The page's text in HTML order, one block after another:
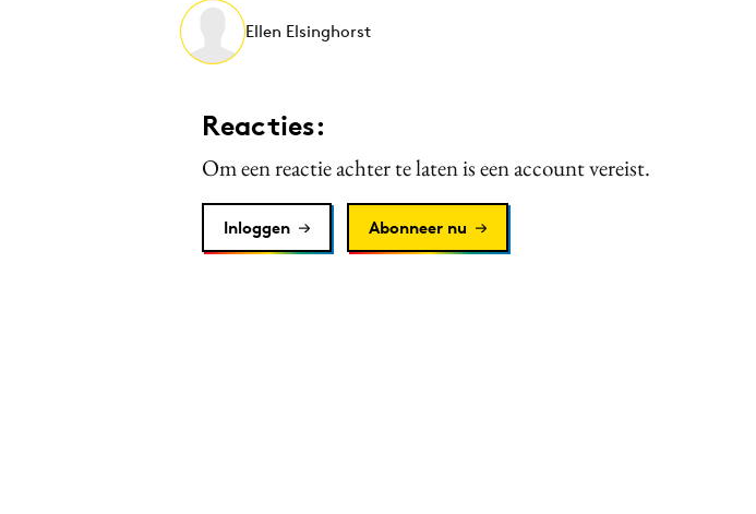
Ellen Elsinghorst
Reacties:
Om een reactie achter te laten is een account vereist.
Inloggen Abonneer nu